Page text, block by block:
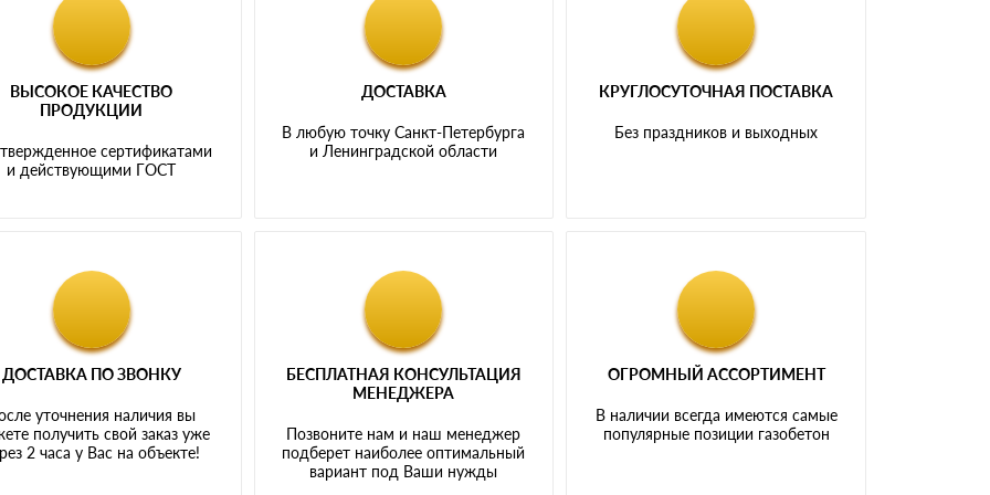
ВЫСОКОЕ КАЧЕСТВО
ПРОДУКЦИИ
сертификатами
и действующими ГОСТ
ДОСТАВКА
В любую точку Санкт-Петербурга
и Ленинградской области
КРУГЛОСУТОЧНАЯ ПОСТАВКА
Без праздников и выходных
ДОСТАВКА ПО ЗВОНКУ
уточнения наличия вы
получить свой заказ уже
2 часа у Вас на объекте!
БЕСПЛАТНАЯ КОНСУЛЬТАЦИЯ
МЕНЕДЖЕРА
Позвоните нам и наш менеджер
подберет наиболее оптимальный
вариант под Ваши нужды
ОГРОМНЫЙ АССОРТИМЕНТ
В наличии всегда имеются самые
популярные позиции газобетон